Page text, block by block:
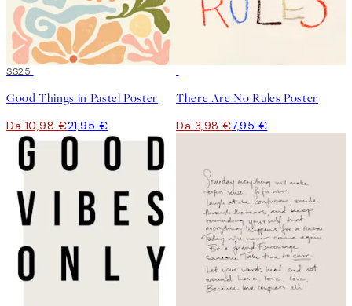
50%*
SS25
Good Things in Pastel Poster
Da 10,98 €21,95 €
There Are No Rules Poster
Da 3,98 €7,95 €